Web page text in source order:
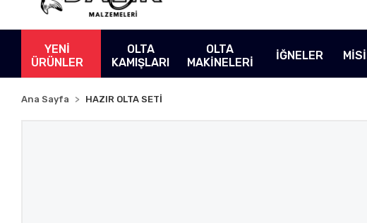
YENİ
ÜRÜNLER
OLTA
KAMIŞLARI
OLTA
MAKİNELERİ
İĞNELER
Ana Sayfa HAZIR OLTA SETİ